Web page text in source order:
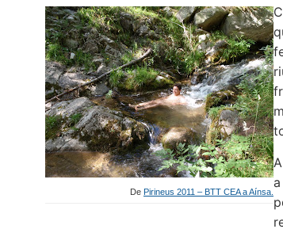
De Pirineus 2011 – BTT CEA a Aínsa.